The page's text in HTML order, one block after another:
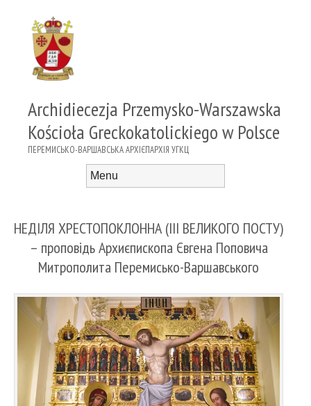
Archidiecezja Przemysko-Warszawska
Kościoła Greckokatolickiego w Polsce
ПЕРЕМИСЬКО-ВАРШАВСЬКА АРХІЄПАРХІЯ УГКЦ
НЕДІЛЯ ХРЕСТОПОКЛОННА (ІІІ ВЕЛИКОГО ПОСТУ)
– проповідь Архиєпископа Євгена Поповича
Митрополита Перемисько-Варшавського